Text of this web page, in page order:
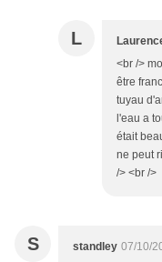
L
<br />
être
tuyau
l'eau a
était
ne peut
/> <br />
S standley 07/10/